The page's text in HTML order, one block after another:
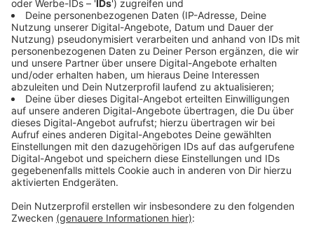
Terrors hat er Führungskraft und Durchhaltevermögen
gezeigt.
Diese drei Themen liegen mir besonders am
Herzen:
Gesellschaftlicher Zusammenhalt
Stärkung der Kommunen
Bessere Pflege vor Ort
Wo sehen Sie im Oberbergischen den größten
Handlungsbedarf?In der Finanzausstattung der
Was können Sie in Düsseldorf für das